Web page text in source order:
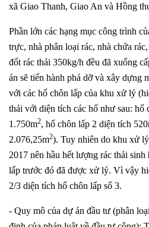
xã Giao Thanh, Giao An và Hồng
Phần lớn các hạng mục công trình
trực, nhà phân loại rác, nhà chứa
đốt rác thải 350kg/h đều đã xuống
án sẽ tiến hành phá dỡ và xây dựng
với các hố chôn lấp của khu xử lý
thải với diện tích các hố như sau: hố
1.750m2, hố chôn lấp 2 diện tích
2.076,25m2). Tuy nhiên do khu xử
2017 nên hầu hết lượng rác thải
lấp trước đó đã được xử lý. Vì vậy
2/3 diện tích hố chôn lấp số 3.
- Quy mô của dự án đầu tư (phân